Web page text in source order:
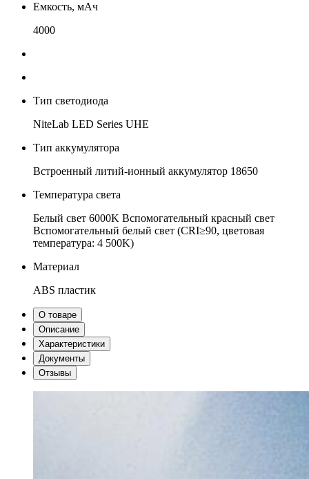
Емкость, мАч
4000
Тип светодиода
NiteLab LED Series UHE
Тип аккумулятора
Встроенный литий-ионный аккумулятор 18650
Температура света
Белый свет 6000K Вспомогательный красный свет
Вспомогательный белый свет (CRI≥90, цветовая
температура: 4 500K)
Материал
ABS пластик
О товаре
Описание
Характеристики
Документы
Отзывы